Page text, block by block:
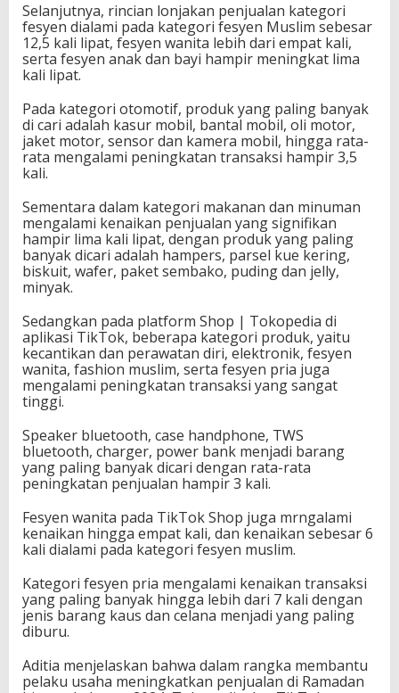
Selanjutnya, rincian lonjakan penjualan kategori
fesyen dialami pada kategori fesyen Muslim sebesar
12,5 kali lipat, fesyen wanita lebih dari empat kali,
serta fesyen anak dan bayi hampir meningkat lima
kali lipat.
Pada kategori otomotif, produk yang paling banyak
di cari adalah kasur mobil, bantal mobil, oli motor,
jaket motor, sensor dan kamera mobil, hingga rata-
rata mengalami peningkatan transaksi hampir 3,5
kali.
Sementara dalam kategori makanan dan minuman
mengalami kenaikan penjualan yang signifikan
hampir lima kali lipat, dengan produk yang paling
banyak dicari adalah hampers, parsel kue kering,
biskuit, wafer, paket sembako, puding dan jelly,
minyak.
Sedangkan pada platform Shop | Tokopedia di
aplikasi TikTok, beberapa kategori produk, yaitu
kecantikan dan perawatan diri, elektronik, fesyen
wanita, fashion muslim, serta fesyen pria juga
mengalami peningkatan transaksi yang sangat
tinggi.
Speaker bluetooth, case handphone, TWS
bluetooth, charger, power bank menjadi barang
yang paling banyak dicari dengan rata-rata
peningkatan penjualan hampir 3 kali.
Fesyen wanita pada TikTok Shop juga mrngalami
kenaikan hingga empat kali, dan kenaikan sebesar 6
kali dialami pada kategori fesyen muslim.
Kategori fesyen pria mengalami kenaikan transaksi
yang paling banyak hingga lebih dari 7 kali dengan
jenis barang kaus dan celana menjadi yang paling
diburu.
Aditia menjelaskan bahwa dalam rangka membantu
pelaku usaha meningkatkan penjualan di Ramadan